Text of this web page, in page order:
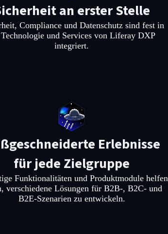
an erster Stelle
Compliance und Datenschutz sind fest in
und Services von Liferay DXP
integriert.
Erlebnisse
für jede Zielgruppe
Funktionalitäten und Produktmodule helfen
verschiedene Lösungen für B2B-, B2C- und
B2E-Szenarien zu entwickeln.